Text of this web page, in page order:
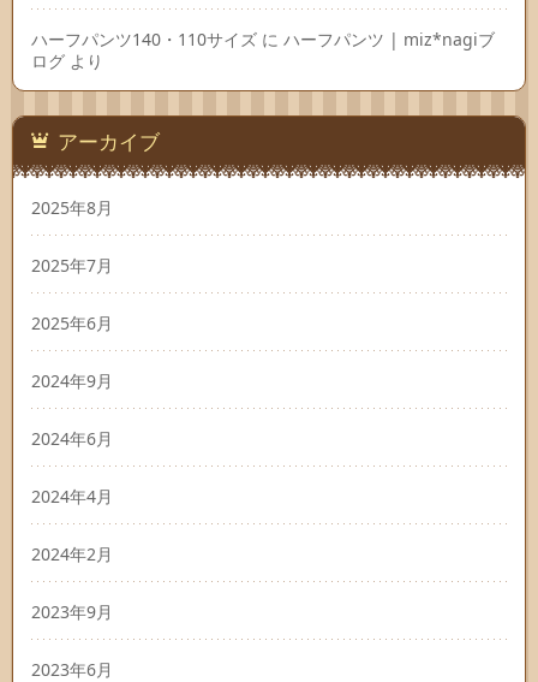
ハーフパンツ140・110サイズ に ハーフパンツ | miz*nagiブ
ログ より
アーカイブ
2025年8月
2025年7月
2025年6月
2024年9月
2024年6月
2024年4月
2024年2月
2023年9月
2023年6月